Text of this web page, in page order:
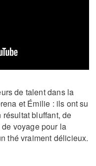
de talent dans la
et Émilie : ils ont su
bluffant, de
voyage pour la
thé vraiment délicieux.